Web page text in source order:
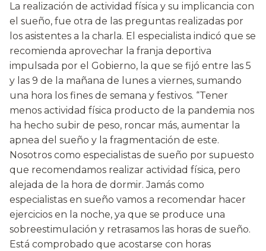
La realización de actividad física y su implicancia con
el sueño, fue otra de las preguntas realizadas por
los asistentes a la charla. El especialista indicó que se
recomienda aprovechar la franja deportiva
impulsada por el Gobierno, la que se fijó entre las 5
y las 9 de la mañana de lunes a viernes, sumando
una hora los fines de semana y festivos. “Tener
menos actividad física producto de la pandemia nos
ha hecho subir de peso, roncar más, aumentar la
apnea del sueño y la fragmentación de este.
Nosotros como especialistas de sueño por supuesto
que recomendamos realizar actividad física, pero
alejada de la hora de dormir. Jamás como
especialistas en sueño vamos a recomendar hacer
ejercicios en la noche, ya que se produce una
sobreestimulación y retrasamos las horas de sueño.
Está comprobado que acostarse con horas